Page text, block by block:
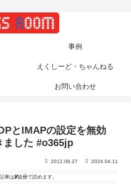
事例
えくしーど・ちゃんねる
お問い合わせ
とIMAPの設定を無効
ました #o365jp
2012.08.27 2024.04.11
事は約1分で読めます。